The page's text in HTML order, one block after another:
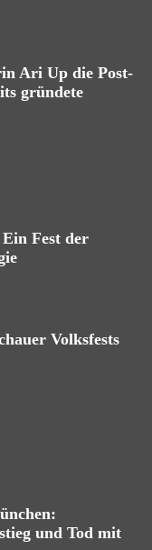
Ari Up die Post-
gründete
Fest der
Volksfests
und Tod mit